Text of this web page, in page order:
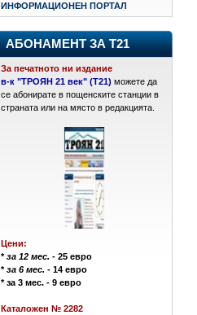
ИНФОРМАЦИОНЕН ПОРТАЛ
АБОНАМЕНТ ЗА Т21
За печатното ни издание
в-к "ТРОЯН 21 век" (Т21) можете да
се абонирате в пощенските станции в
страната или на място в редакцията.
Цени:
*за 12 мес. - 25 евро
*за 6 мес. - 14 евро
* за 3 мес. - 9 евро
Каталожен № 2282